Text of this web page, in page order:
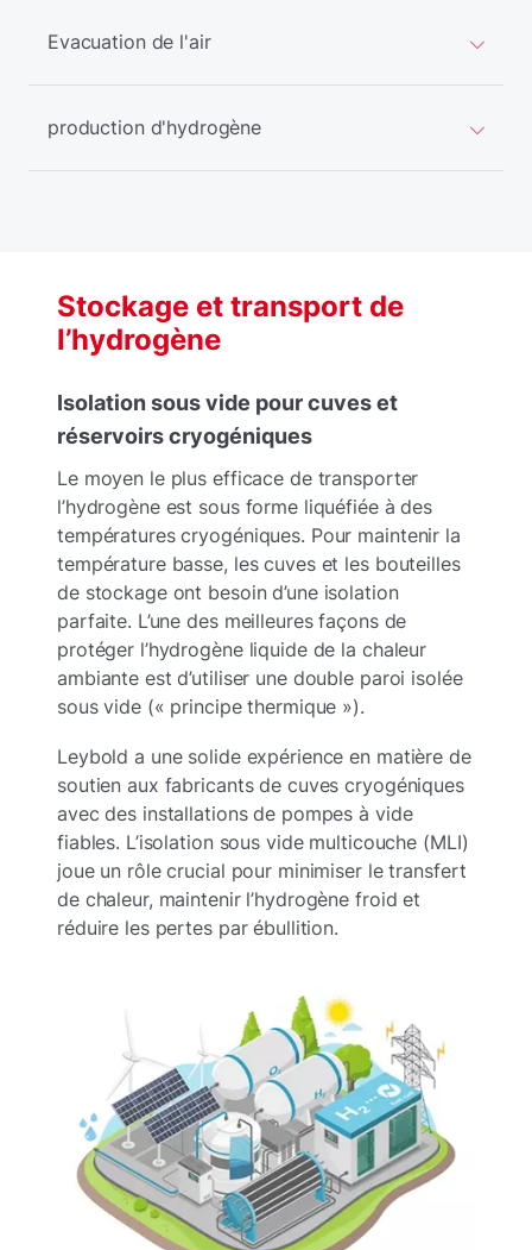
Evacuation de l'air
production d'hydrogène
Stockage et transport de
l’hydrogène
Isolation sous vide pour cuves et
réservoirs cryogéniques
Le moyen le plus efficace de transporter
l’hydrogène est sous forme liquéfiée à des
températures cryogéniques. Pour maintenir la
température basse, les cuves et les bouteilles
de stockage ont besoin d’une isolation
parfaite. L’une des meilleures façons de
protéger l’hydrogène liquide de la chaleur
ambiante est d’utiliser une double paroi isolée
sous vide (« principe thermique »).
Leybold a une solide expérience en matière de
soutien aux fabricants de cuves cryogéniques
avec des installations de pompes à vide
fiables. L’isolation sous vide multicouche (MLI)
joue un rôle crucial pour minimiser le transfert
de chaleur, maintenir l’hydrogène froid et
réduire les pertes par ébullition.